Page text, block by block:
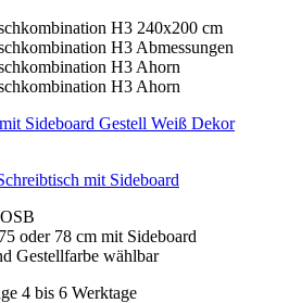
mit Sideboard
oder 78 cm mit Sideboard
Gestellfarbe wählbar
4 bis 6 Werktage